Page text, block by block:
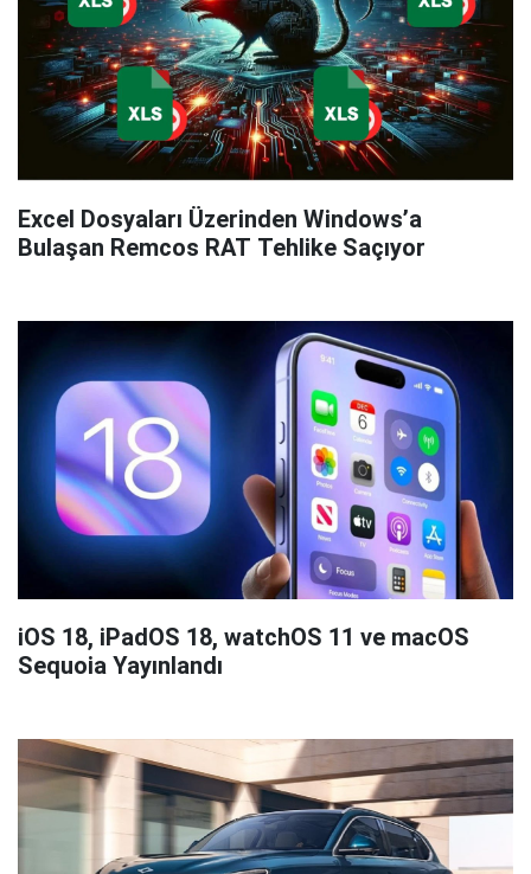
Excel Dosyaları Üzerinden Windows’a
Bulaşan Remcos RAT Tehlike Saçıyor
iOS 18, iPadOS 18, watchOS 11 ve macOS
Sequoia Yayınlandı